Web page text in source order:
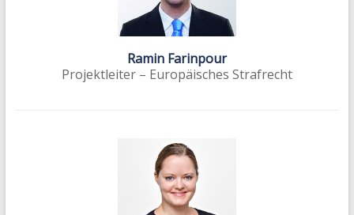
Ramin Farinpour
Projektleiter – Europäisches Strafrecht